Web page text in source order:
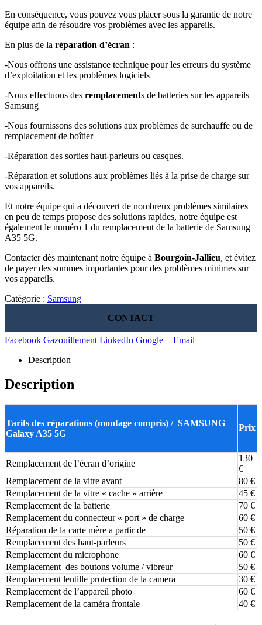
En conséquence, vous pouvez vous placer sous la garantie de notre
équipe afin de résoudre vos problèmes avec les appareils.
En plus de la réparation d’écran :
-Nous offrons une assistance technique pour les erreurs du système
d’exploitation et les problèmes logiciels
-Nous effectuons des remplacements de batteries sur les appareils
Samsung
-Nous fournissons des solutions aux problèmes de surchauffe ou de
remplacement de boîtier
-Réparation des sorties haut-parleurs ou casques.
-Réparation et solutions aux problèmes liés à la prise de charge sur
vos appareils.
Et notre équipe qui a découvert de nombreux problèmes similaires
en peu de temps propose des solutions rapides, notre équipe est
également le numéro 1 du remplacement de la batterie de Samsung
A35 5G.
Contacter dès maintenant notre équipe à Bourgoin-Jallieu, et évitez
de payer des sommes importantes pour des problèmes minimes sur
vos appareils.
Catégorie : Samsung
CONTACT
Facebook Gazouillement LinkedIn Google + Email
Description
Description
Tarifs des réparations (montage compris) / SAMSUNG
Galaxy A35 5G
Prix
Remplacement de l’écran d’origine
130
€
Remplacement de la vitre avant
80 €
Remplacement de la vitre « cache » arrière
45 €
Remplacement de la batterie
70 €
Remplacement du connecteur « port » de charge
60 €
Réparation de la carte mère a partir de
50 €
Remplacement des haut-parleurs
50 €
Remplacement du microphone
60 €
Remplacement des boutons volume / vibreur
50 €
Remplacement lentille protection de la camera
30 €
Remplacement de l’appareil photo
60 €
Remplacement de la caméra frontale
40 €